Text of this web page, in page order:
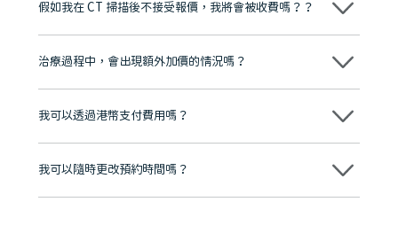
牌」、「2025香港企業領袖品牌」，是諾貝爾種植系統全球放心植牙中
至今已服務超過三十個國家和地區的顧客，受到粵港澳大灣區及周邊城
市市民極高的口碑評價及信任推薦 珠海、深圳設有八大分院，香港亦設
有咨詢及服務保障中心，有任何問題都可以隨時預約免費咨詢，讓人十
假如我在 CT 掃描後不接受報價，我將會被收費嗎？？
不會！只要未開始實際服務之前，你不會被收取任何費用。
治療過程中，會出現額外加價的情況嗎？
不會，治療前我們會詳細說明治療方案及對應的價錢，顧客同意並簽字
我可以透過港幣支付費用嗎？
可以。維港口腔會按照當日匯率轉算收取費用，而匯率會及時告知客人
我可以隨時更改預約時間嗎？
可以，請盡早通過wechat或whatsapp聯絡我們，告知我們你原本預約